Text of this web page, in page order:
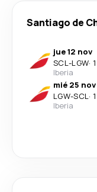
Santiago de
jue 12 nov
SCL-LGW·
Iberia
mié 25 nov
LGW-SCL·
Iberia